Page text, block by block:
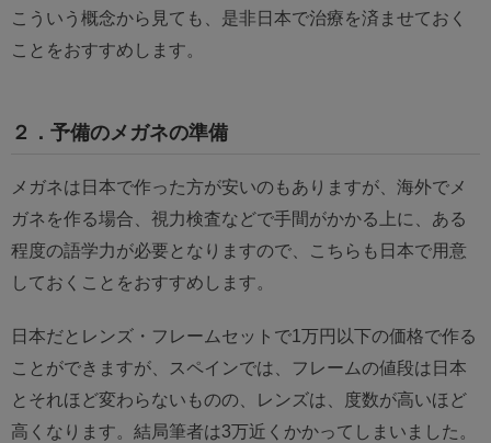
こういう概念から見ても、是非日本で治療を済ませておく
ことをおすすめします。
２．予備のメガネの準備
メガネは日本で作った方が安いのもありますが、海外でメ
ガネを作る場合、視力検査などで手間がかかる上に、ある
程度の語学力が必要となりますので、こちらも日本で用意
しておくことをおすすめします。
日本だとレンズ・フレームセットで1万円以下の価格で作る
ことができますが、スペインでは、フレームの値段は日本
とそれほど変わらないものの、レンズは、度数が高いほど
高くなります。結局筆者は3万近くかかってしまいました。